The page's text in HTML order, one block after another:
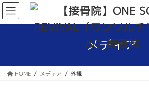
コ
ン
テ
ス
ナ
ビ
ゲ
ン
メディア
HOME メディア 外観